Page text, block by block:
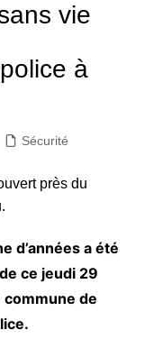
vie
à
Sécurité
d’années a été
ce jeudi 29
de